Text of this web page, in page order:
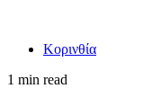
Κορινθία
1 min read